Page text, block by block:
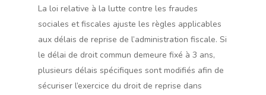
La loi relative à la lutte contre les fraudes
sociales et fiscales ajuste les règles applicables
aux délais de reprise de l’administration fiscale. Si
le délai de droit commun demeure fixé à 3 ans,
plusieurs délais spécifiques sont modifiés afin de
sécuriser l’exercice du droit de reprise dans